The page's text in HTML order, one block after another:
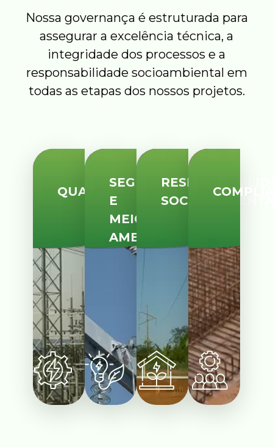
Nossa governança é estruturada para
assegurar a excelência técnica, a
integridade dos processos e a
responsabilidade socioambiental em
todas as etapas dos nossos projetos.
QUALIDADE
SEGURANÇA
E
MEIO
AMBIENTE